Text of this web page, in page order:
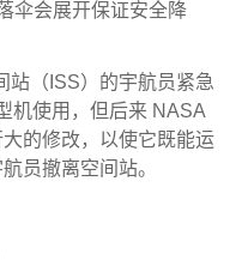
伞会展开保证安全降
（ISS）的宇航员紧急
机使用，但后来 NASA
的修改，以使它既能运
员撤离空间站。